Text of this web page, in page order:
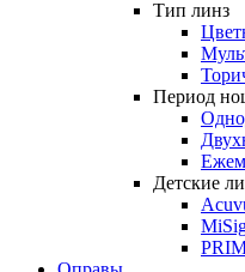
Тип линз
Период
Детские